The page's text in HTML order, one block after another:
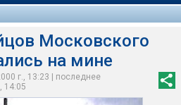
Московского
на мине
г., 13:23 | последнее
14:05